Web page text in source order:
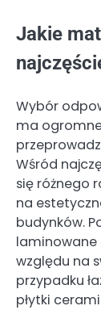
Jakie
Wybór
ma
Wśród
się różnego
na
budynków.
laminowane
względu na
przypadku
płytki